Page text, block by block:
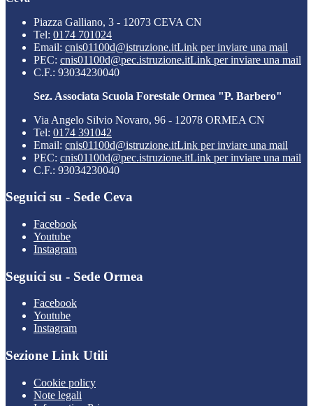
Piazza Galliano, 3 - 12073 CEVA CN
Tel: 0174 701024
Email: cnis01100d@istruzione.itLink per inviare una mail
PEC: cnis01100d@pec.istruzione.itLink per inviare una mail
C.F.: 93034230040
Sez. Associata Scuola Forestale Ormea "P. Barbero"
Via Angelo Silvio Novaro, 96 - 12078 ORMEA CN
Tel: 0174 391042
Email: cnis01100d@istruzione.itLink per inviare una mail
PEC: cnis01100d@pec.istruzione.itLink per inviare una mail
C.F.: 93034230040
Seguici su - Sede Ceva
Facebook
Youtube
Instagram
Seguici su - Sede Ormea
Facebook
Youtube
Instagram
Sezione Link Utili
Cookie policy
Note legali